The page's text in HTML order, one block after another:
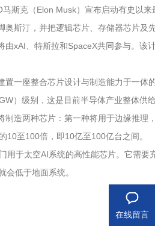
斯克（Elon Musk）宣布启动有史以
奥斯汀，并把逻辑芯片、存储器芯片及
由xAI、特斯拉和SpaceX共同参与。
置一座整合芯片设计与制造能力于一体
）级别，这是目前半导体产业整体供
制造两种芯片：第一种将用于边缘推
10至100倍，即10亿至100亿台之间。
用于太空AI系统的高性能芯片。它需
会低于地面系统。
在线留言